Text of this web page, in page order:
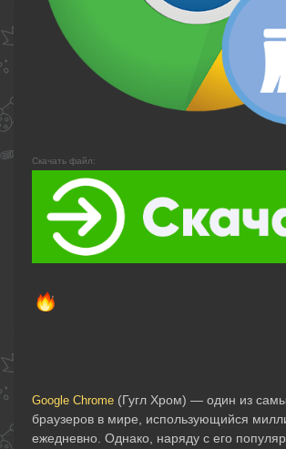
Скачать файл:
Google Chrome (Гугл Хром) — один из
браузеров в мире, использующийся
ежедневно. Однако, наряду с его